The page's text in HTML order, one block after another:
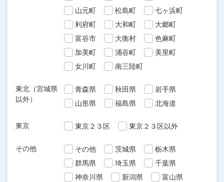
山元町
松島町
七ヶ浜町
利府町
大和町
大郷町
富谷市
大衡村
色麻町
加美町
涌谷町
美里町
女川町
南三陸町
東北（宮城県
以外）
青森県 秋田県
岩手県
山形県
福島県 北海道
東京 東京２３区 東京２３区以外
その他 その他 茨城県
栃木県
群馬県
埼玉県
千葉県
神奈川県
新潟県
富山県